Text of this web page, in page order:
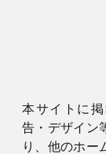
本サイトに
告・デザイン
り、他のホー